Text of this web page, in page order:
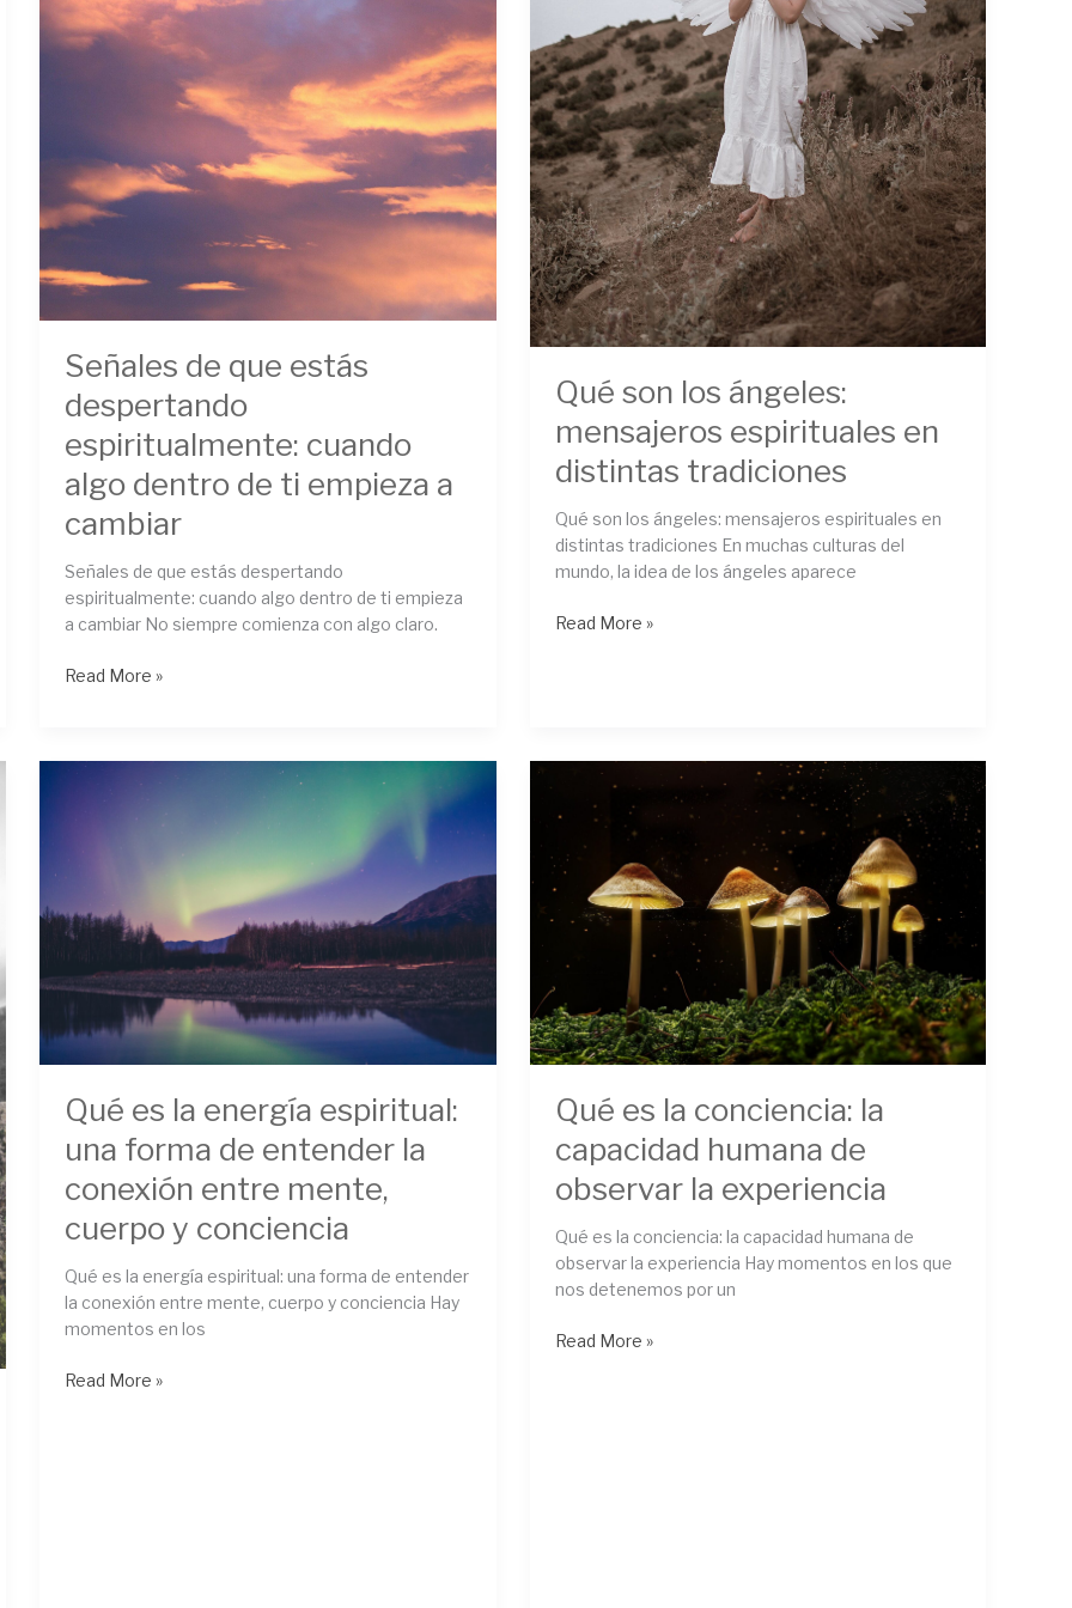
Señales de que estás
despertando
espiritualmente: cuando
algo dentro de ti empieza a
cambiar
Señales de que estás despertando
espiritualmente: cuando algo dentro de ti empieza
a cambiar No siempre comienza con algo claro.
cambiar
Read More »
Qué son los ángeles:
mensajeros espirituales en
distintas tradiciones
Qué son los ángeles: mensajeros espirituales en
distintas tradiciones En muchas culturas del
mundo, la idea de los ángeles aparece
Read More »
Qué es la energía espiritual:
una forma de entender la
conexión entre mente,
cuerpo y conciencia
Qué es la energía espiritual: una forma de entender
la conexión entre mente, cuerpo y conciencia Hay
momentos en los
forma
entender
conexión
entre
cuerpo
y
conciencia
Read More »
Qué es la conciencia: la
capacidad humana de
observar la experiencia
Qué es la conciencia: la capacidad humana de
observar la experiencia Hay momentos en los que
nos detenemos por un
la
conciencia:
la
capacidad
humana
observar
la
experiencia
Read More »